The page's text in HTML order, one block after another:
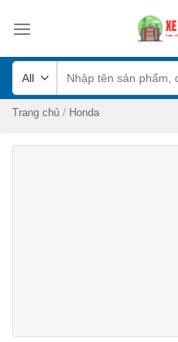
kiếm:
Trang chủ / Honda